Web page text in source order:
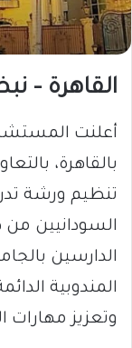
القاهرة –
أعلنت
بالقاهرة،
تنظيم ورشة
السودانيين من
الدارسين
المندوبية
وتعزيز مهارات